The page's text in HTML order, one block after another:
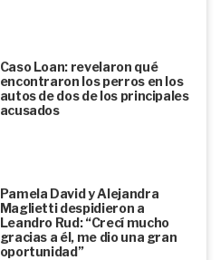
Caso Loan: revelaron qué
encontraron los perros en los
autos de dos de los principales
acusados
Pamela David y Alejandra
Maglietti despidieron a
Leandro Rud: “Crecí mucho
gracias a él, me dio una gran
oportunidad”